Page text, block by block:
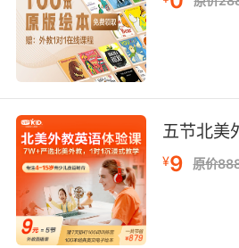
自己孩子的基础上，不断改
学习习惯，孩子的英语成绩就
五节北美
¥9 原价